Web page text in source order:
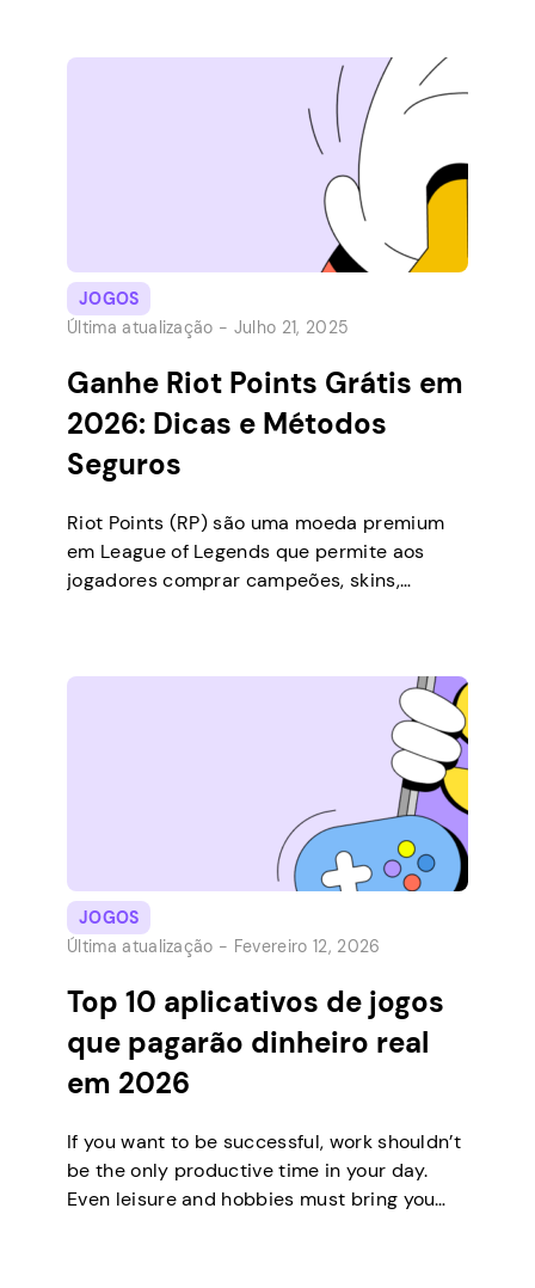
JOGOS
Última atualização - Julho 21, 2025
Ganhe Riot Points Grátis em
2026: Dicas e Métodos
Seguros
Riot Points (RP) são uma moeda premium
em League of Legends que permite aos
jogadores comprar campeões, skins,
legítimas de ganhar alguns gratuitamente.
Neste guia, você descobrirá como pode
ganhar alguns RP grátis, o que pode
JOGOS
Última atualização - Fevereiro 12, 2026
Top 10 aplicativos de jogos
que pagarão dinheiro real
em 2026
If you want to be successful, work shouldn’t
be the only productive time in your day.
Even leisure and hobbies must bring you